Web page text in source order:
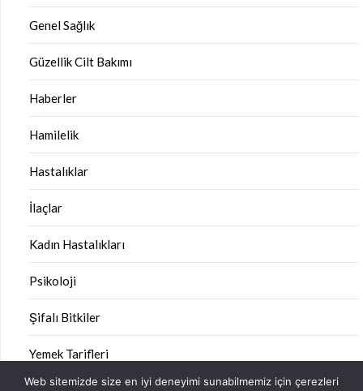
Genel Sağlık
Güzellik Cilt Bakımı
Haberler
Hamilelik
Hastalıklar
İlaçlar
Kadın Hastalıkları
Psikoloji
Şifalı Bitkiler
Yemek Tarifleri
Web sitemizde size en iyi deneyimi sunabilmemiz için çerezleri